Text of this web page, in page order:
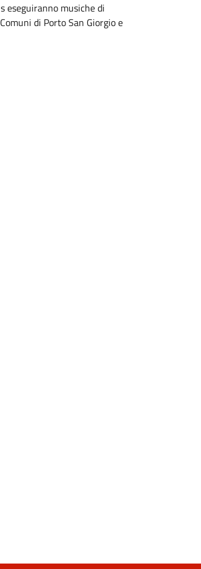
eseguiranno musiche di
di Porto San Giorgio e